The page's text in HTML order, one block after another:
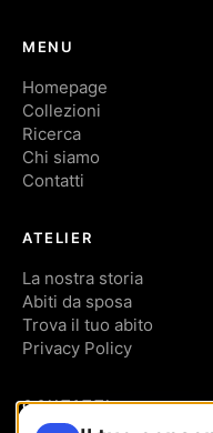
MENU
Homepage
Collezioni
Ricerca
Chi siamo
Contatti
ATELIER
La nostra storia
Abiti da sposa
Trova il tuo abito
Privacy Policy
CONTATTI